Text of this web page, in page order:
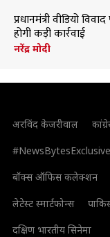
प्रधानमंत्री वीडियो
होगी कड़ी कार्रवाई
नरेंद्र मोदी
अरविंद केजरीवाल
#NewsBytesExclusive
बॉक्स ऑफिस कलेक्शन
लेटेस्ट स्मार्टफोन्स
दक्षिण भारतीय सिनेमा